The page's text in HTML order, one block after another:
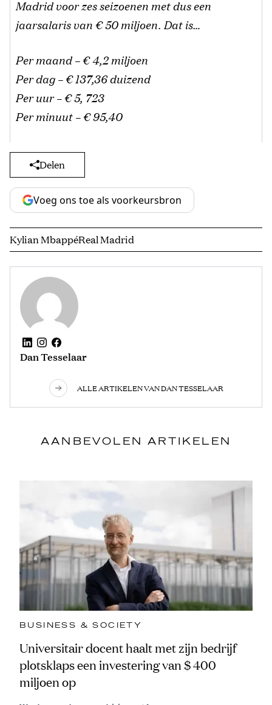
Madrid voor zes seizoenen met dus een
jaarsalaris van € 50 miljoen. Dat is…
Per maand – € 4,2 miljoen
Per dag – € 137,36 duizend
Per uur – € 5, 723
Per minuut – € 95,40
Delen
Voeg ons toe als voorkeursbron
Kylian MbappéReal Madrid
Dan Tesselaar
ALLE ARTIKELEN VAN DAN TESSELAAR
AANBEVOLEN ARTIKELEN
BUSINESS & SOCIETY
Universitair docent haalt met zijn bedrijf
plotsklaps een investering van $ 400
miljoen op